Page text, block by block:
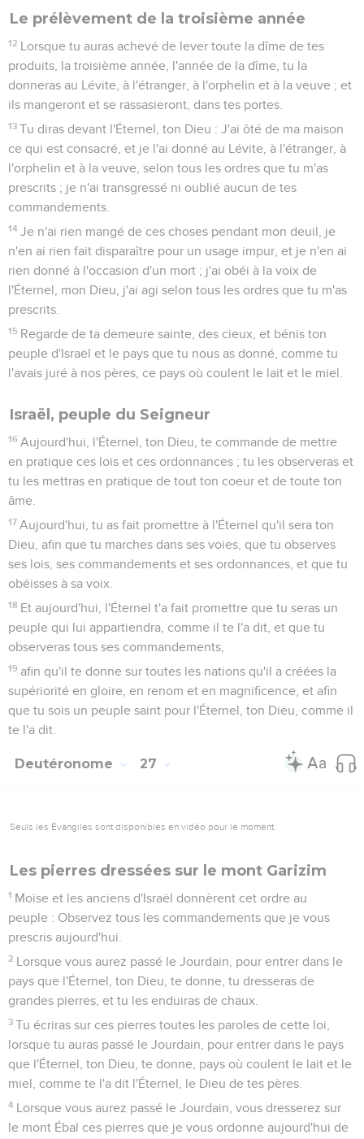
Le prélèvement de la troisième année
12 Lorsque tu auras achevé de lever toute la dîme de tes
produits, la troisième année, l'année de la dîme, tu la
donneras au Lévite, à l'étranger, à l'orphelin et à la veuve ; et
ils mangeront et se rassasieront, dans tes portes.
13 Tu diras devant l'Éternel, ton Dieu : J'ai ôté de ma maison
ce qui est consacré, et je l'ai donné au Lévite, à l'étranger, à
l'orphelin et à la veuve, selon tous les ordres que tu m'as
prescrits ; je n'ai transgressé ni oublié aucun de tes
commandements.
14 Je n'ai rien mangé de ces choses pendant mon deuil, je
n'en ai rien fait disparaître pour un usage impur, et je n'en ai
rien donné à l'occasion d'un mort ; j'ai obéi à la voix de
l'Éternel, mon Dieu, j'ai agi selon tous les ordres que tu m'as
prescrits.
15 Regarde de ta demeure sainte, des cieux, et bénis ton
peuple d'Israël et le pays que tu nous as donné, comme tu
l'avais juré à nos pères, ce pays où coulent le lait et le miel.
Israël, peuple du Seigneur
16 Aujourd'hui, l'Éternel, ton Dieu, te commande de mettre
en pratique ces lois et ces ordonnances ; tu les observeras et
tu les mettras en pratique de tout ton coeur et de toute ton
âme.
17 Aujourd'hui, tu as fait promettre à l'Éternel qu'il sera ton
Dieu, afin que tu marches dans ses voies, que tu observes
ses lois, ses commandements et ses ordonnances, et que tu
obéisses à sa voix.
18 Et aujourd'hui, l'Éternel t'a fait promettre que tu seras un
peuple qui lui appartiendra, comme il te l'a dit, et que tu
observeras tous ses commandements,
19 afin qu'il te donne sur toutes les nations qu'il a créées la
supériorité en gloire, en renom et en magnificence, et afin
que tu sois un peuple saint pour l'Éternel, ton Dieu, comme il
te l'a dit.
Deutéronome 27
Seuls les Évangiles sont disponibles en vidéo pour le moment.
Les pierres dressées sur le mont Garizim
1 Moïse et les anciens d'Israël donnèrent cet ordre au
peuple : Observez tous les commandements que je vous
prescris aujourd'hui.
2 Lorsque vous aurez passé le Jourdain, pour entrer dans le
pays que l'Éternel, ton Dieu, te donne, tu dresseras de
grandes pierres, et tu les enduiras de chaux.
3 Tu écriras sur ces pierres toutes les paroles de cette loi,
lorsque tu auras passé le Jourdain, pour entrer dans le pays
que l'Éternel, ton Dieu, te donne, pays où coulent le lait et le
miel, comme te l'a dit l'Éternel, le Dieu de tes pères.
4 Lorsque vous aurez passé le Jourdain, vous dresserez sur
le mont Ébal ces pierres que je vous ordonne aujourd'hui de